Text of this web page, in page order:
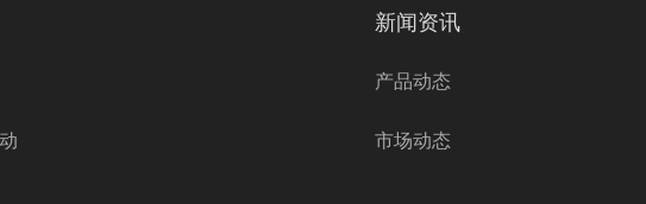
新闻资讯
产品动态
市场动态